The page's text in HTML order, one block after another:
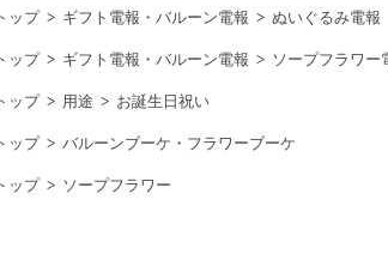
ップ > ギフト電報・バルーン電報 > ぬいぐるみ電報
ップ > ギフト電報・バルーン電報 > ソープフラワー
ップ > 用途 > お誕生日祝い
ップ > バルーンブーケ・フラワーブーケ
ップ > ソープフラワー